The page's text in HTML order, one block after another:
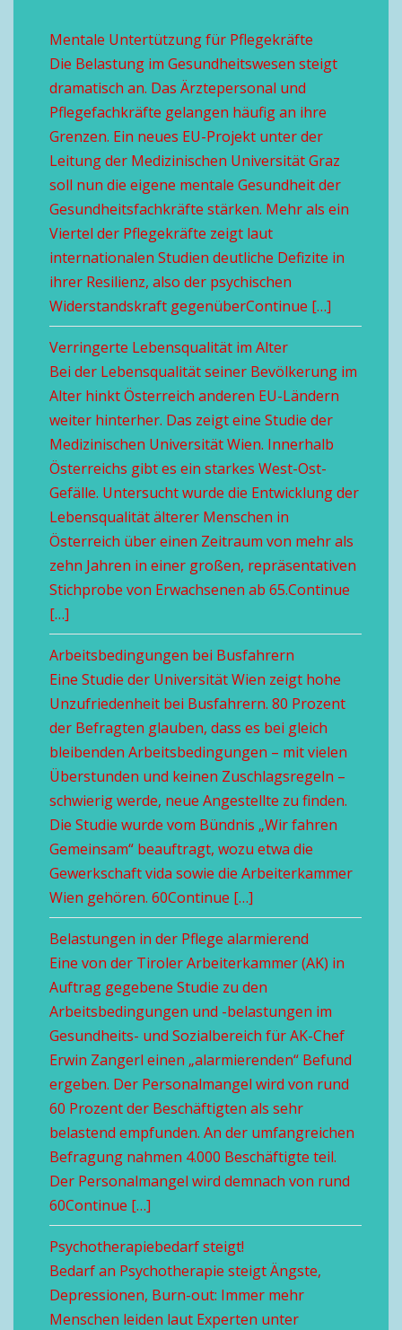
Mentale Untertützung für Pflegekräfte
Die Belastung im Gesundheitswesen steigt
dramatisch an. Das Ärztepersonal und
Pflegefachkräfte gelangen häufig an ihre
Grenzen. Ein neues EU-Projekt unter der
Leitung der Medizinischen Universität Graz
soll nun die eigene mentale Gesundheit der
Gesundheitsfachkräfte stärken. Mehr als ein
Viertel der Pflegekräfte zeigt laut
internationalen Studien deutliche Defizite in
ihrer Resilienz, also der psychischen
Widerstandskraft gegenüberContinue […]
Verringerte Lebensqualität im Alter
Bei der Lebensqualität seiner Bevölkerung im
Alter hinkt Österreich anderen EU-Ländern
weiter hinterher. Das zeigt eine Studie der
Medizinischen Universität Wien. Innerhalb
Österreichs gibt es ein starkes West-Ost-
Gefälle. Untersucht wurde die Entwicklung der
Lebensqualität älterer Menschen in
Österreich über einen Zeitraum von mehr als
zehn Jahren in einer großen, repräsentativen
Stichprobe von Erwachsenen ab 65.Continue
[…]
Arbeitsbedingungen bei Busfahrern
Eine Studie der Universität Wien zeigt hohe
Unzufriedenheit bei Busfahrern. 80 Prozent
der Befragten glauben, dass es bei gleich
bleibenden Arbeitsbedingungen – mit vielen
Überstunden und keinen Zuschlagsregeln –
schwierig werde, neue Angestellte zu finden.
Die Studie wurde vom Bündnis „Wir fahren
Gemeinsam“ beauftragt, wozu etwa die
Gewerkschaft vida sowie die Arbeiterkammer
Wien gehören. 60Continue […]
Belastungen in der Pflege alarmierend
Eine von der Tiroler Arbeiterkammer (AK) in
Auftrag gegebene Studie zu den
Arbeitsbedingungen und -belastungen im
Gesundheits- und Sozialbereich für AK-Chef
Erwin Zangerl einen „alarmierenden“ Befund
ergeben. Der Personalmangel wird von rund
60 Prozent der Beschäftigten als sehr
belastend empfunden. An der umfangreichen
Befragung nahmen 4.000 Beschäftigte teil.
Der Personalmangel wird demnach von rund
60Continue […]
Psychotherapiebedarf steigt!
Bedarf an Psychotherapie steigt Ängste,
Depressionen, Burn-out: Immer mehr
Menschen leiden laut Experten unter